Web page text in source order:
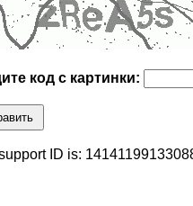
код с картинки:
ID is: